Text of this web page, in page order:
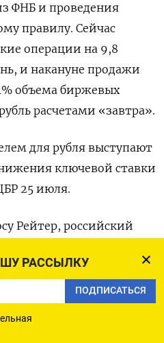
РАССЫЛКУ
ПОДПИСАТЬСЯ
ФНБ и проведения
правилу. Сейчас
операции на 9,8
и накануне продажи
объема биржевых
расчетами «завтра».
для рубля выступают
ключевой ставки
25 июля.
Рейтер, российский
до 18%, поскольку
чему способствуют
экономики.